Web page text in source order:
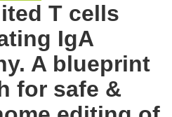
T cells
IgA
A blueprint
for safe &